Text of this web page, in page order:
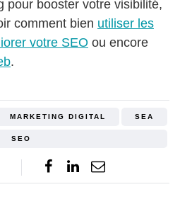
pour booster votre visibilité,
comment bien utiliser les
votre SEO ou encore
.
MARKETING DIGITAL SEA
SEO